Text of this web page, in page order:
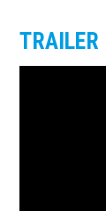
TRAILER